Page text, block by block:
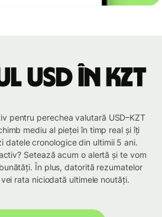
USD în KZT
pentru perechea valutară USD–KZT
mediu al pieței în timp real și îți
datele cronologice din ultimii 5 ani.
Setează acum o alertă și te vom
În plus, datorită rezumatelor
rata niciodată ultimele noutăți.